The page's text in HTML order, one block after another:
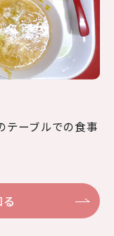
テーブルでの食事